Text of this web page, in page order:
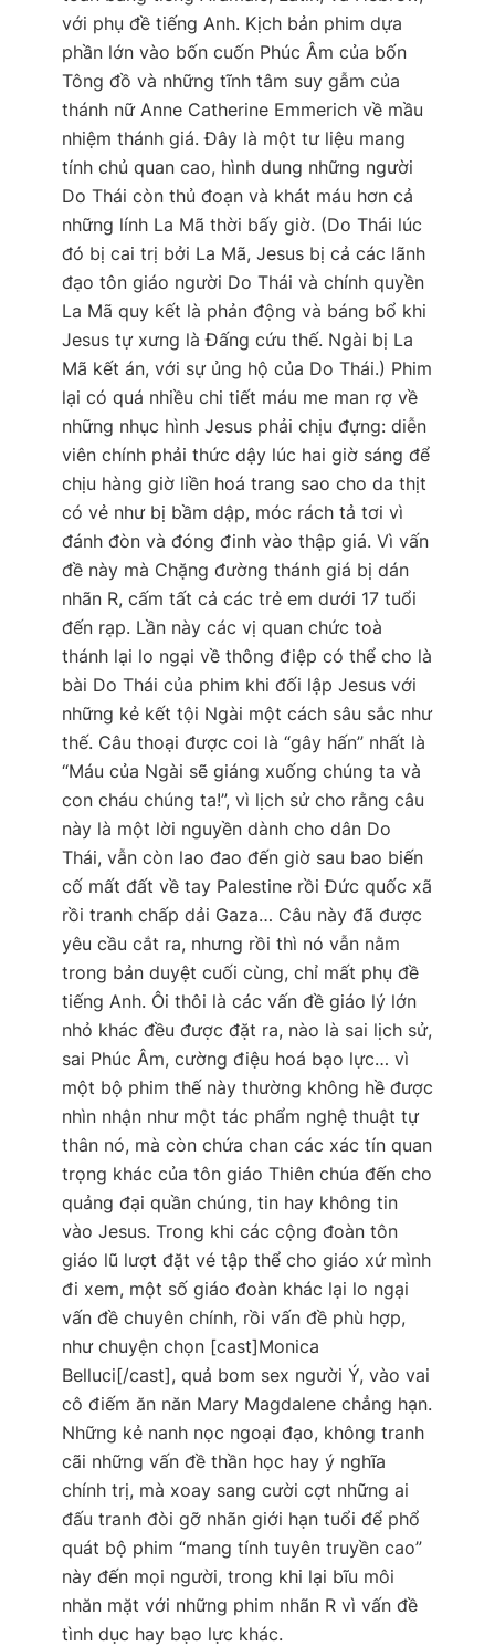
với phụ đề tiếng Anh. Kịch bản phim dựa
phần lớn vào bốn cuốn Phúc Âm của bốn
Tông đồ và những tĩnh tâm suy gẫm của
thánh nữ Anne Catherine Emmerich về mầu
nhiệm thánh giá. Đây là một tư liệu mang
tính chủ quan cao, hình dung những người
Do Thái còn thủ đoạn và khát máu hơn cả
những lính La Mã thời bấy giờ. (Do Thái lúc
đó bị cai trị bởi La Mã, Jesus bị cả các lãnh
đạo tôn giáo người Do Thái và chính quyền
La Mã quy kết là phản động và báng bổ khi
Jesus tự xưng là Đấng cứu thế. Ngài bị La
Mã kết án, với sự ủng hộ của Do Thái.) Phim
lại có quá nhiều chi tiết máu me man rợ về
những nhục hình Jesus phải chịu đựng: diễn
viên chính phải thức dậy lúc hai giờ sáng để
chịu hàng giờ liền hoá trang sao cho da thịt
có vẻ như bị bầm dập, móc rách tả tơi vì
đánh đòn và đóng đinh vào thập giá. Vì vấn
đề này mà Chặng đường thánh giá bị dán
nhãn R, cấm tất cả các trẻ em dưới 17 tuổi
đến rạp. Lần này các vị quan chức toà
thánh lại lo ngại về thông điệp có thể cho là
bài Do Thái của phim khi đối lập Jesus với
những kẻ kết tội Ngài một cách sâu sắc như
thế. Câu thoại được coi là “gây hấn” nhất là
“Máu của Ngài sẽ giáng xuống chúng ta và
con cháu chúng ta!”, vì lịch sử cho rằng câu
này là một lời nguyền dành cho dân Do
Thái, vẫn còn lao đao đến giờ sau bao biến
cố mất đất về tay Palestine rồi Đức quốc xã
rồi tranh chấp dải Gaza… Câu này đã được
yêu cầu cắt ra, nhưng rồi thì nó vẫn nằm
trong bản duyệt cuối cùng, chỉ mất phụ đề
tiếng Anh. Ôi thôi là các vấn đề giáo lý lớn
nhỏ khác đều được đặt ra, nào là sai lịch sử,
sai Phúc Âm, cường điệu hoá bạo lực… vì
một bộ phim thế này thường không hề được
nhìn nhận như một tác phẩm nghệ thuật tự
thân nó, mà còn chứa chan các xác tín quan
trọng khác của tôn giáo Thiên chúa đến cho
quảng đại quần chúng, tin hay không tin
vào Jesus. Trong khi các cộng đoàn tôn
giáo lũ lượt đặt vé tập thể cho giáo xứ mình
đi xem, một số giáo đoàn khác lại lo ngại
vấn đề chuyên chính, rồi vấn đề phù hợp,
như chuyện chọn [cast]Monica
Belluci[/cast], quả bom sex người Ý, vào vai
cô điếm ăn năn Mary Magdalene chẳng hạn.
Những kẻ nanh nọc ngoại đạo, không tranh
cãi những vấn đề thần học hay ý nghĩa
chính trị, mà xoay sang cười cợt những ai
đấu tranh đòi gỡ nhãn giới hạn tuổi để phổ
quát bộ phim “mang tính tuyên truyền cao”
này đến mọi người, trong khi lại bĩu môi
nhăn mặt với những phim nhãn R vì vấn đề
tình dục hay bạo lực khác.